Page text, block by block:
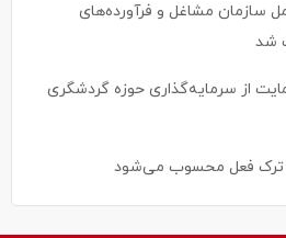
سازمان مشاغل و فرآورده‌های
شد
از سرمایه‌گذاری حوزه گردشگری
ترک فعل محسوب می‌شود